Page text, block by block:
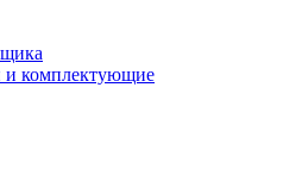
и комплектующие